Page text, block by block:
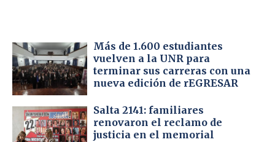
Más de 1.600 estudiantes
vuelven a la UNR para
terminar sus carreras con una
nueva edición de rEGRESAR
Salta 2141: familiares
renovaron el reclamo de
justicia en el memorial